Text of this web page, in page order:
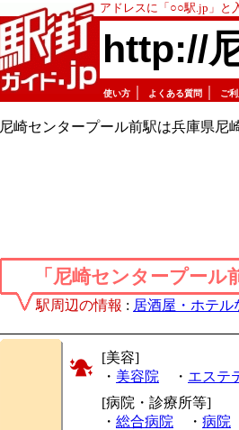
アドレスに「○○駅.jp」と
http://
使い方 よくある質問 ご
尼崎センタープール前駅は兵庫県尼
「尼崎センタープール
駅周辺の情報 : 居酒屋・ホテル
[美容]
・ 美容院 ・ エステ
[病院・診療所等]
・ 総合病院 ・ 病院